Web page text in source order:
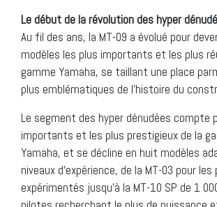
Le début de la révolution des hyper
Au fil des ans, la MT-09 a évolué pour
modèles les plus importants et les plus
gamme Yamaha, se taillant une place
plus emblématiques de l’histoire du
Le segment des hyper dénudées compte
importants et les plus prestigieux de la
Yamaha, et se décline en huit modèles
niveaux d’expérience, de la MT-03 pour
expérimentés jusqu’à la MT-10 SP de 1